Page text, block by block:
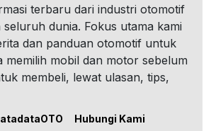
terbaru dari industri otomotif
seluruh dunia. Fokus utama kami
dan panduan otomotif untuk
memilih mobil dan motor sebelum
membeli, lewat ulasan, tips,
Hubungi Kami